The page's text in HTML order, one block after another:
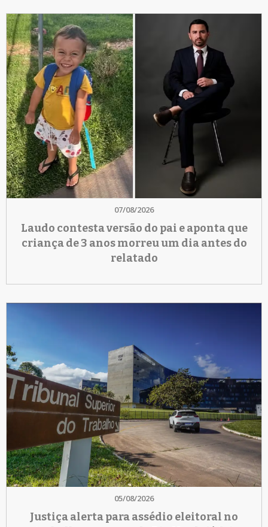
07/08/2026
Laudo contesta versão do pai e aponta que
criança de 3 anos morreu um dia antes do
relatado
05/08/2026
Justiça alerta para assédio eleitoral no